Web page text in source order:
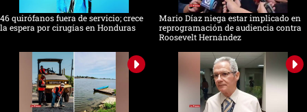
46 quirófanos fuera de servicio; crece
la espera por cirugías en Honduras
Mario Díaz niega estar implicado en
reprogramación de audiencia contra
Roosevelt Hernández